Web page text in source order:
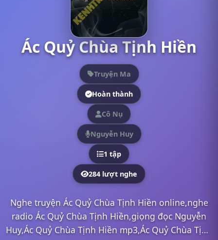
Ác Quỷ Chùa Tịnh Hiền
Truyện Ma
Hoàn thành
Cô Nụ
Nguyễn Huy
1 tập
284 lượt nghe
Nghe truyện Ác Quỷ Chùa Tịnh Hiền online,nghe
radio Ác Quỷ Chùa Tịnh Hiền,giọng đọc Nguyễn
Huy,Ác Quỷ Chùa Tịnh Hiền mp3,Ác Quỷ Chùa Tịnh